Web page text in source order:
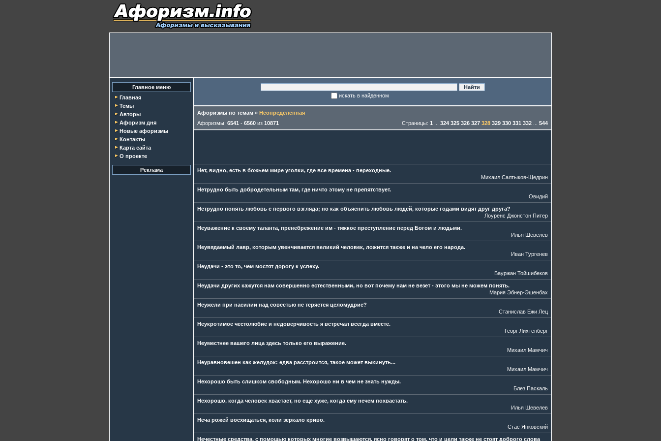
Главное меню
Главная
Темы
Авторы
Афоризм дня
Новые афоризмы
Контакты
Карта сайта
О проекте
Реклама
искать в найденном
Афоризмы по темам » Неопределенная
Афоризмы: 6541 - 6560 из 10871 Страницы: 1 324 325 326 327 328 329 330 331 332 544
Нет, видно, есть в божьем мире уголки, где все времена - переходные.
Михаил Салтыков-Щедрин
Нетрудно быть добродетельным там, где ничто этому не препятствует.
Овидий
Нетрудно понять любовь с первого взгляда; но как объяснить любовь людей, которые годами видят друг друга?
Лоуренс Джонстон Питер
Неуважение к своему таланта, пренебрежение им - тяжкое преступление перед Богом и людьми.
Илья Шевелев
Неувядаемый лавр, которым увенчивается великий человек, ложится также и на чело его народа.
Иван Тургенев
Неудачи - это то, чем мостят дорогу к успеху.
Бауржан Тойшибеков
Неудачи других кажутся нам совершенно естественными, но вот почему нам не везет - этого мы не можем понять.
Мария Эбнер-Эшенбах
Неужели при насилии над совестью не теряется целомудрие?
Станислав Ежи Лец
Неукротимое честолюбие и недоверчивость я встречал всегда вместе.
Георг Лихтенберг
Неуместнее вашего лица здесь только его выражение.
Михаил Мамчич
Неуравновешен как желудок: едва расстроится, такое может выкинуть...
Михаил Мамчич
Нехорошо быть слишком свободным. Нехорошо ни в чем не знать нужды.
Блез Паскаль
Нехорошо, когда человек хвастает, но еще хуже, когда ему нечем похвастать.
Илья Шевелев
Неча рожей восхищаться, коли зеркало криво.
Стас Янковский
Нечестные средства, с помощью которых многие возвышаются, ясно говорят о том, что и цели также не стоят доброго слова